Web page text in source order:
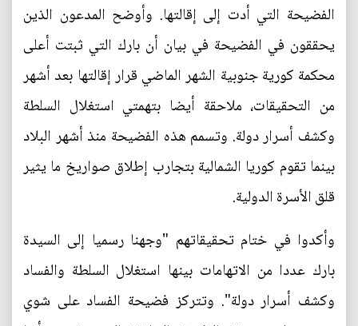
الفضيحة التي أدت إلى إقالتها. وأوضح المدعون الذين
يحققون في الفضيحة في بيان أن بارك التي ثبتت أعلى
محكمة كورية جنوبية الشهر الماضي قرار إقالتها بعد أشهر
من التحقيقات، ملاحقة أيضا بتهمتي استغلال السلطة
وكشف أسرار دولة. وتسمم هذه الفضيحة منذ أشهر البلاد
بينما تقوم كوريا الشمالية بتجارب إطلاق صواريخ ما يثير
قلق الأسرة الدولية.
وأكدوا في ختام تحقيقاتهم "وجهنا رسميا إلى السيدة
بارك عددا من الاتهامات بينها استغلال السلطة والفساد
وكشف أسرار دولة". وتتركز فضيحة الفساد على شوي